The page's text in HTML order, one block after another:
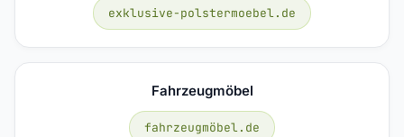
exklusive-polstermoebel.de
Fahrzeugmöbel
fahrzeugmöbel.de